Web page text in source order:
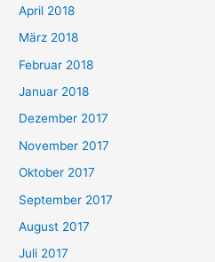
April 2018
März 2018
Februar 2018
Januar 2018
Dezember 2017
November 2017
Oktober 2017
September 2017
August 2017
Juli 2017